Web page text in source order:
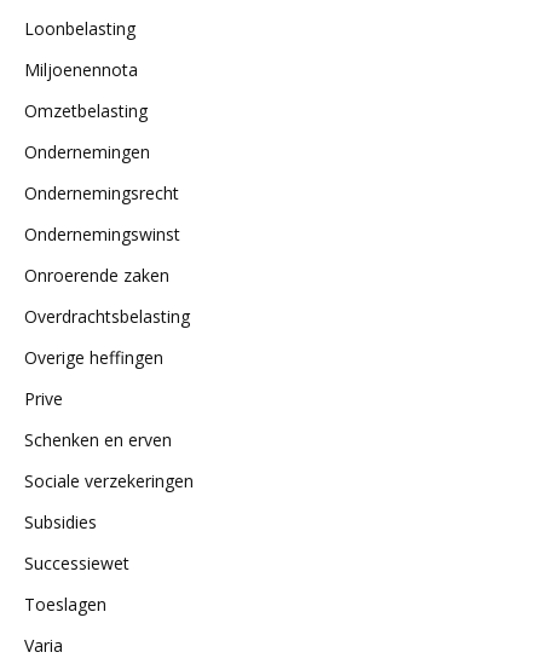
Loonbelasting
Miljoenennota
Omzetbelasting
Ondernemingen
Ondernemingsrecht
Ondernemingswinst
Onroerende zaken
Overdrachtsbelasting
Overige heffingen
Prive
Schenken en erven
Sociale verzekeringen
Subsidies
Successiewet
Toeslagen
Varia